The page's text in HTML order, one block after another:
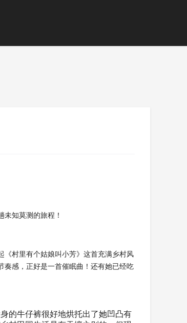
知莫测的旅程！
《村里有个姑娘叫小芳》这首充满乡村风
奏感，正好是一首催眠曲！还有她已经吃
的牛仔裤很好地烘托出了她凹凸有